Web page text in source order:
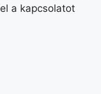
a kapcsolatot